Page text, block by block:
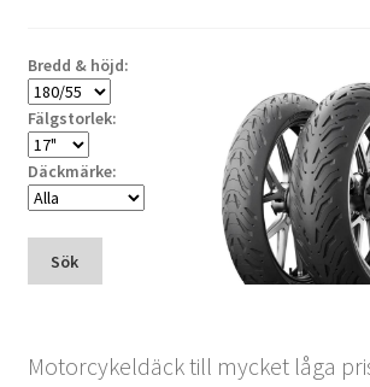
Bredd & höjd:
Fälgstorlek:
Däckmärke:
Sök
Motorcykeldäck till mycket låga